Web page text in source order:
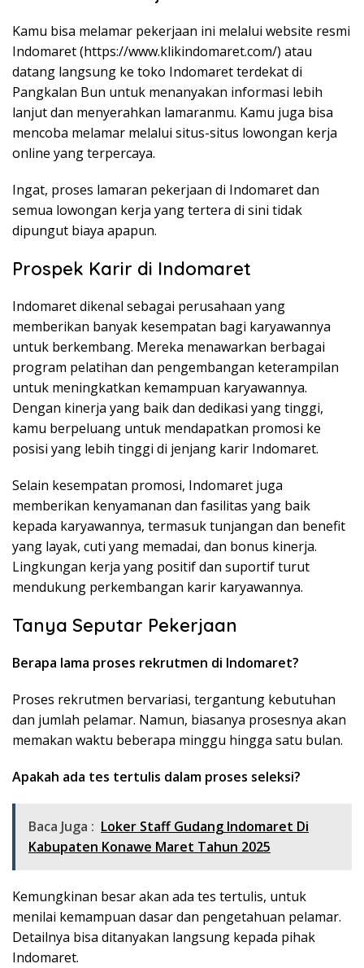
Kamu bisa melamar pekerjaan ini melalui website resmi
Indomaret (https://www.klikindomaret.com/) atau
datang langsung ke toko Indomaret terdekat di
Pangkalan Bun untuk menanyakan informasi lebih
lanjut dan menyerahkan lamaranmu. Kamu juga bisa
mencoba melamar melalui situs-situs lowongan kerja
online yang terpercaya.
Ingat, proses lamaran pekerjaan di Indomaret dan
semua lowongan kerja yang tertera di sini tidak
dipungut biaya apapun.
Prospek Karir di Indomaret
Indomaret dikenal sebagai perusahaan yang
memberikan banyak kesempatan bagi karyawannya
untuk berkembang. Mereka menawarkan berbagai
program pelatihan dan pengembangan keterampilan
untuk meningkatkan kemampuan karyawannya.
Dengan kinerja yang baik dan dedikasi yang tinggi,
kamu berpeluang untuk mendapatkan promosi ke
posisi yang lebih tinggi di jenjang karir Indomaret.
Selain kesempatan promosi, Indomaret juga
memberikan kenyamanan dan fasilitas yang baik
kepada karyawannya, termasuk tunjangan dan benefit
yang layak, cuti yang memadai, dan bonus kinerja.
Lingkungan kerja yang positif dan suportif turut
mendukung perkembangan karir karyawannya.
Tanya Seputar Pekerjaan
Berapa lama proses rekrutmen di Indomaret?
Proses rekrutmen bervariasi, tergantung kebutuhan
dan jumlah pelamar. Namun, biasanya prosesnya akan
memakan waktu beberapa minggu hingga satu bulan.
Apakah ada tes tertulis dalam proses seleksi?
Baca Juga : Loker Staff Gudang Indomaret Di
Kabupaten Konawe Maret Tahun 2025
Kemungkinan besar akan ada tes tertulis, untuk
menilai kemampuan dasar dan pengetahuan pelamar.
Detailnya bisa ditanyakan langsung kepada pihak
Indomaret.